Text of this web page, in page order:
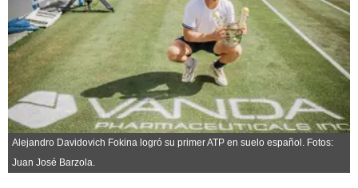
libre
Tecnología
Turismo
Salud
Es viral
El tiempo
Fúnebres
Clasificados
Horóscopo
Alejandro Davidovich Fokina logró su primer ATP en suelo español. Fotos:
Juan José Barzola.